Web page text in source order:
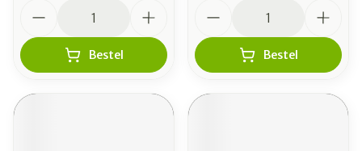
Bestel Bestel